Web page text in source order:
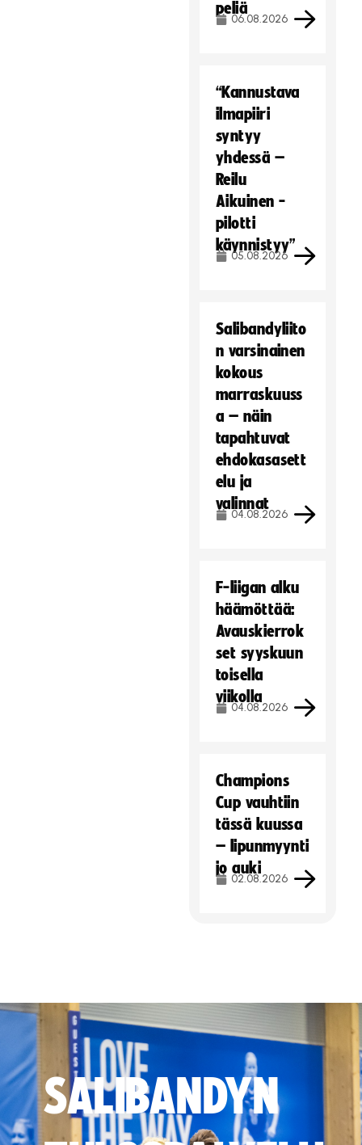
peliä
06.08.2026
“Kannustava
ilmapiiri
syntyy
yhdessä –
Reilu
Aikuinen -
pilotti
käynnistyy”
05.08.2026
Salibandyliito
n varsinainen
kokous
marraskuuss
a – näin
tapahtuvat
ehdokasasett
elu ja
valinnat
04.08.2026
F-liigan alku
häämöttää:
Avauskierrok
set syyskuun
toisella
viikolla
04.08.2026
Champions
Cup vauhtiin
tässä kuussa
– lipunmyynti
jo auki
02.08.2026
SALIBANDYN